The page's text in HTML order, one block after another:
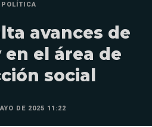
POLÍTICA
avances de
en el área de
social
DE 2025 11:22